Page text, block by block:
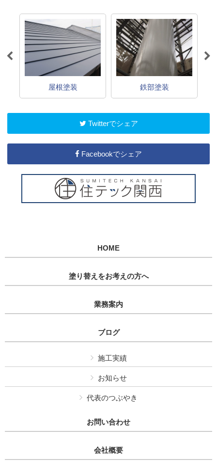
屋根塗装 鉄部塗装
Twitterでシェア
Facebookでシェア
HOME
塗り替えをお考えの方へ
業務案内
ブログ
施工実績
お知らせ
代表のつぶやき
お問い合わせ
会社概要